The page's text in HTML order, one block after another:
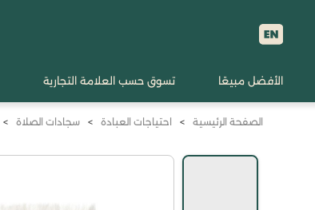
الأفضل مبيعًا تسوق حسب العلامة التجارية
الصفحة الرئيسية > احتياجات العبادة > سجادات الصلاة >